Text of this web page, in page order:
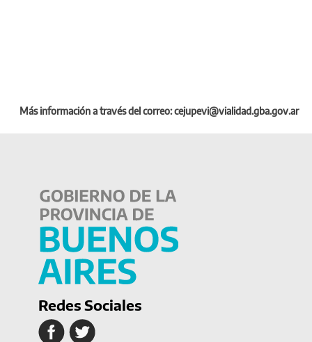
Más información a través del correo: cejupevi@vialidad.gba.gov.ar
Redes Sociales